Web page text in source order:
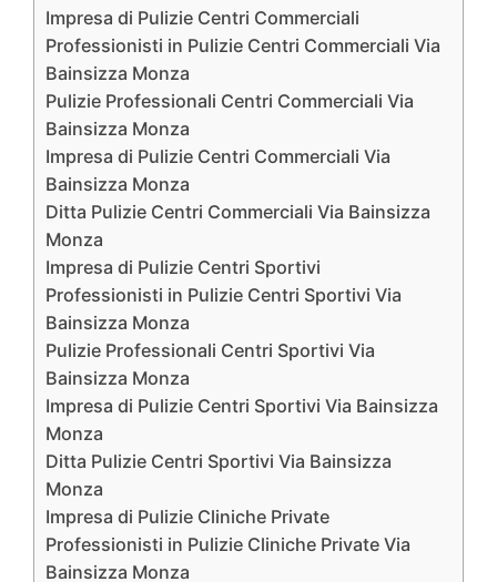
Impresa di Pulizie Centri Commerciali
Professionisti in Pulizie Centri Commerciali Via
Bainsizza Monza
Pulizie Professionali Centri Commerciali Via
Bainsizza Monza
Impresa di Pulizie Centri Commerciali Via
Bainsizza Monza
Ditta Pulizie Centri Commerciali Via Bainsizza
Monza
Impresa di Pulizie Centri Sportivi
Professionisti in Pulizie Centri Sportivi Via
Bainsizza Monza
Pulizie Professionali Centri Sportivi Via
Bainsizza Monza
Impresa di Pulizie Centri Sportivi Via Bainsizza
Monza
Ditta Pulizie Centri Sportivi Via Bainsizza
Monza
Impresa di Pulizie Cliniche Private
Professionisti in Pulizie Cliniche Private Via
Bainsizza Monza